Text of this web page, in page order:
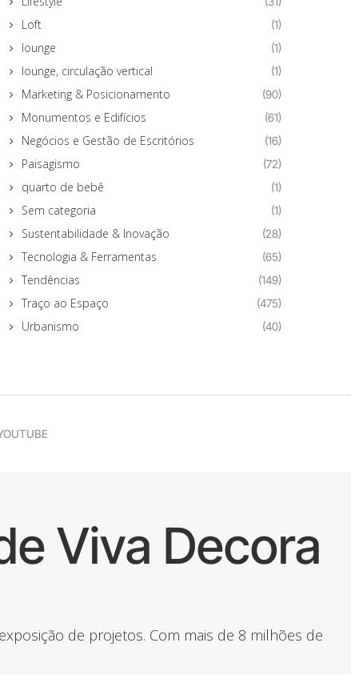
Loft (1)
lounge (1)
lounge, circulação vertical (1)
Marketing & Posicionamento (90)
Monumentos e Edifícios (61)
Negócios e Gestão de Escritórios (16)
Paisagismo (72)
quarto de bebê (1)
Sem categoria (1)
Sustentabilidade & Inovação (28)
Tecnologia & Ferramentas (65)
Tendências (149)
Traço ao Espaço (475)
Urbanismo (40)
Viva Decora
de projetos. Com mais de 8 milhões de